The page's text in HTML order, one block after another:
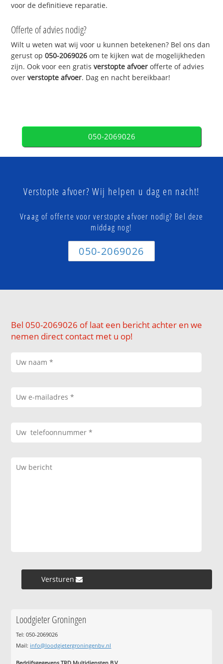
voor de definitieve reparatie.
Offerte of advies nodig?
Wilt u weten wat wij voor u kunnen betekenen? Bel ons dan
gerust op050-2069026 om te kijken wat de mogelijkheden
zijn. Ook voor een gratisverstopte afvoer offerte of advies
oververstopte afvoer. Dag en nacht bereikbaar!
050-2069026
Verstopte afvoer? Wij helpen u dag en nacht!
Vraag of offerte voor verstopte afvoer nodig? Bel deze
middag nog!
050-2069026
Bel 050-2069026 of laat een bericht achter en we
nemen direct contact met u op!
Versturen »
Loodgieter Groningen
Tel: 050-2069026
Mail: info@loodgietergroningenbv.nl